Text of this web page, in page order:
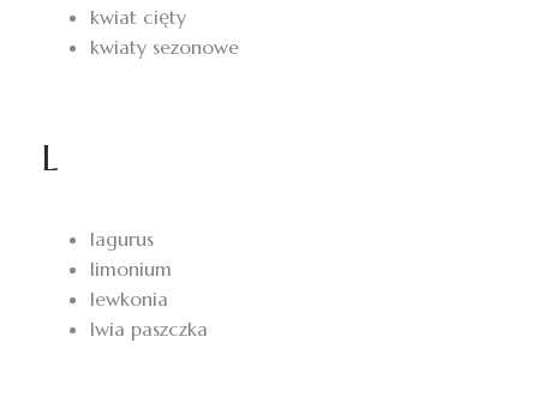
kwiat cięty
kwiaty sezonowe
L
lagurus
limonium
lewkonia
lwia paszczka